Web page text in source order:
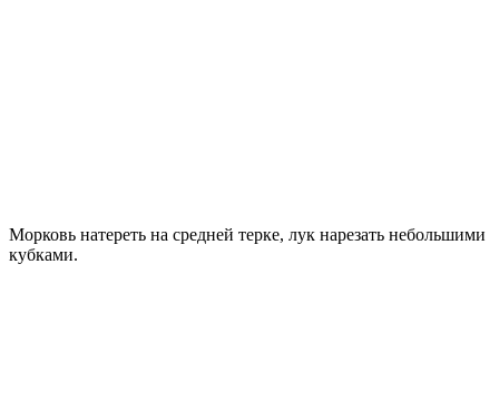
Морковь натереть на средней терке, лук нарезать небольшими
кубками.